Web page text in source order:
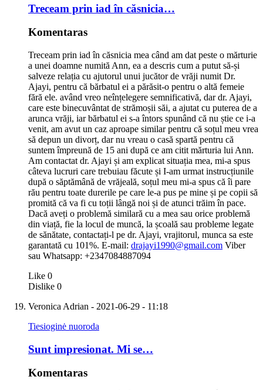
Treceam prin iad în căsnicia…
Komentaras
Treceam prin iad în căsnicia mea când am dat peste o mărturie
a unei doamne numită Ann, ea a descris cum a putut să-și
salveze relația cu ajutorul unui jucător de vrăji numit Dr.
Ajayi, pentru că bărbatul ei a părăsit-o pentru o altă femeie
fără ele. având vreo neînțelegere semnificativă, dar dr. Ajayi,
care este binecuvântat de strămoșii săi, a ajutat cu puterea de a
arunca vrăji, iar bărbatul ei s-a întors spunând că nu știe ce i-a
venit, am avut un caz aproape similar pentru că soțul meu vrea
să depun un divorț, dar nu vreau o casă spartă pentru că
suntem împreună de 15 ani după ce am citit mărturia lui Ann.
Am contactat dr. Ajayi și am explicat situația mea, mi-a spus
câteva lucruri care trebuiau făcute și I-am urmat instrucțiunile
după o săptămână de vrăjeală, soțul meu mi-a spus că îi pare
rău pentru toate durerile pe care le-a pus pe mine și pe copii să
promită că va fi cu toții lângă noi și de atunci trăim în pace.
Dacă aveți o problemă similară cu a mea sau orice problemă
din viață, fie la locul de muncă, la școală sau probleme legate
de sănătate, contactați-l pe dr. Ajayi, vrajitorul, munca sa este
garantată cu 101%. E-mail: drajayi1990@gmail.com Viber
sau Whatsapp: +2347084887094
Like 0
Dislike 0
Veronica Adrian - 2021-06-29 - 11:18
Tiesioginė nuoroda
Sunt impresionat. Mi se…
Komentaras